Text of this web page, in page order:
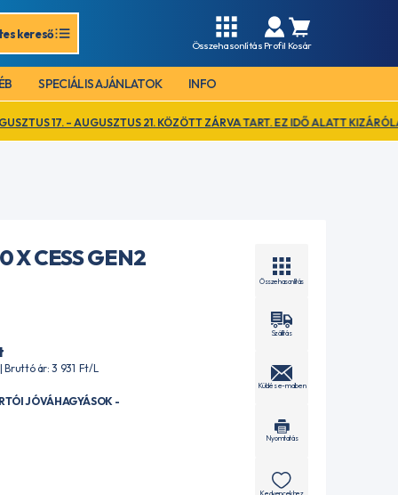
kereső
Összehasonlítás Profil Kosár
SPECIÁLIS AJÁNLATOK INFO
21. KÖZÖTT ZÁRVA TART. EZ IDŐ ALATT KIZÁRÓLAG ONLINE
X CESS GEN2
Bruttó ár: 3 931 Ft/L
JÓVÁHAGYÁSOK -
Összehasonlítás
Szállítás
Küldés e-mailben
Nyomtatás
Kedvencekhez